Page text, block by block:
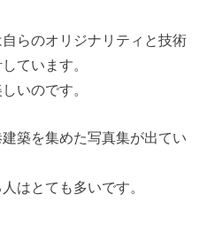
らのオリジナリティと技術
ています。
いのです。
築を集めた写真集が出てい
はとても多いです。